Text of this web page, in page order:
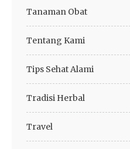
Tanaman Obat
Tentang Kami
Tips Sehat Alami
Tradisi Herbal
Travel